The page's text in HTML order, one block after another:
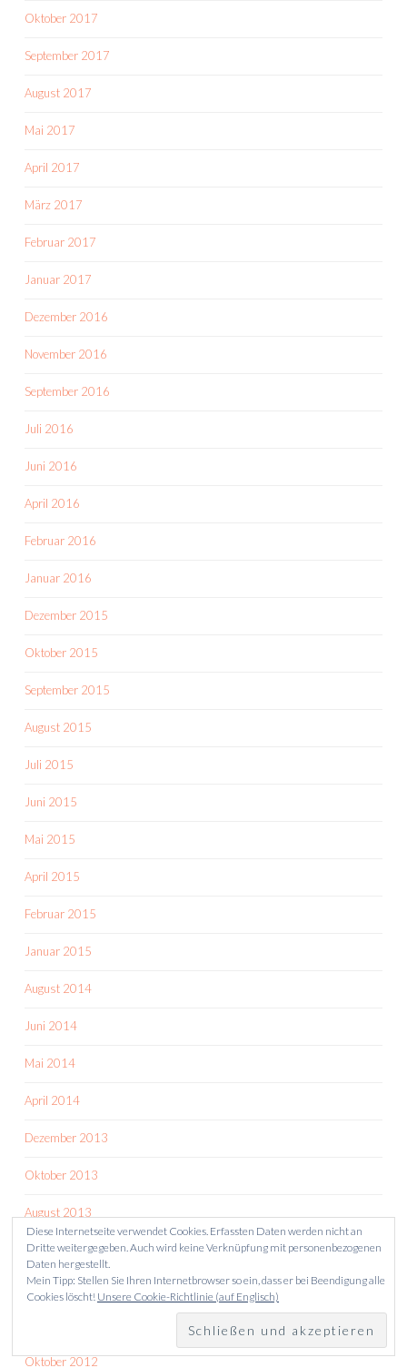
Oktober 2017
September 2017
August 2017
Mai 2017
April 2017
März 2017
Februar 2017
Januar 2017
Dezember 2016
November 2016
September 2016
Juli 2016
Juni 2016
April 2016
Februar 2016
Januar 2016
Dezember 2015
Oktober 2015
September 2015
August 2015
Juli 2015
Juni 2015
Mai 2015
April 2015
Februar 2015
Januar 2015
August 2014
Juni 2014
Mai 2014
April 2014
Dezember 2013
Oktober 2013
August 2013
Juni 2013
Mai 2013
Oktober 2012
Diese Internetseite verwendet Cookies. Erfassten Daten werden nicht an
Dritte weitergegeben. Auch wird keine Verknüpfung mit personenbezogenen
Daten hergestellt.
Mein Tipp: Stellen Sie Ihren Internetbrowser so ein, dass er bei Beendigung alle
Cookies löscht! Unsere Cookie-Richtlinie (auf Englisch)